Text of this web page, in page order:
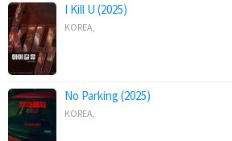
I Kill U (2025)
KOREA
No Parking (2025)
KOREA